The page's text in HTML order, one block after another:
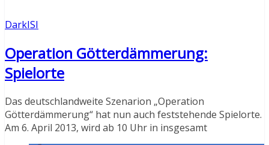
DarkISI
Operation Götterdämmerung:
Spielorte
Das deutschlandweite Szenarion „Operation
Götterdämmerung“ hat nun auch feststehende Spielorte.
Am 6. April 2013, wird ab 10 Uhr in insgesamt